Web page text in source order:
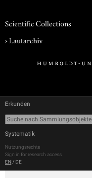
Scientific Collections
›Lautarchiv
Erkunden
Systematik
Nutzungsrechte
Sign in for research access
EN / DE